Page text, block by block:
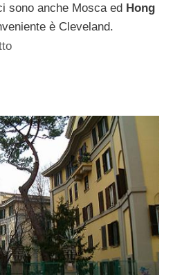
sono anche Mosca ed Hong
è Cleveland.